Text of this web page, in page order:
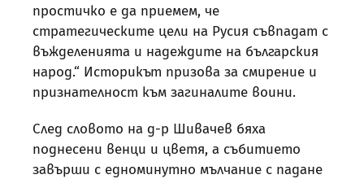
простичко е да приемем, че
стратегическите цели на Русия съвпадат с
въжделенията и надеждите на българския
народ.“ Историкът призова за смирение и
признателност към загиналите воини.
След словото на д-р Шивачев бяха
поднесени венци и цветя, а събитието
завърши с едноминутно мълчание с падане